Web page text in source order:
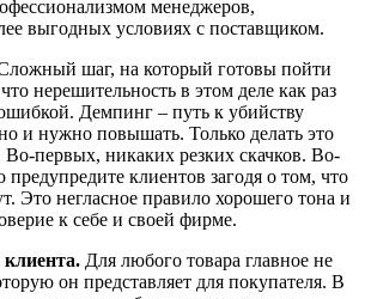
менеджеров,
выгодных условиях с поставщиком.
шаг, на который готовы пойти
нерешительность в этом деле как раз
Демпинг – путь к убийству
и нужно повышать. Только делать это
первых, никаких резких скачков. Во-
предупредите клиентов загодя о том, что
Это негласное правило хорошего тона и
к себе и своей фирме.
Для любого товара главное не
он представляет для покупателя. В